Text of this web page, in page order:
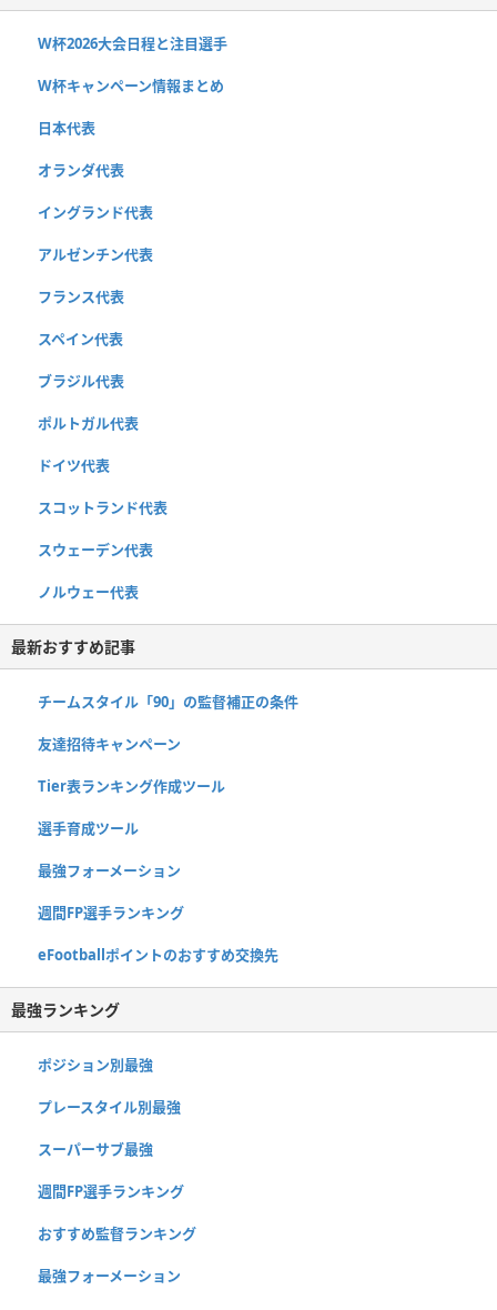
W杯2026大会日程と注目選手
W杯キャンペーン情報まとめ
日本代表
オランダ代表
イングランド代表
アルゼンチン代表
フランス代表
スペイン代表
ブラジル代表
ポルトガル代表
ドイツ代表
スコットランド代表
スウェーデン代表
ノルウェー代表
最新おすすめ記事
チームスタイル「90」の監督補正の条件
友達招待キャンペーン
Tier表ランキング作成ツール
選手育成ツール
最強フォーメーション
週間FP選手ランキング
eFootballポイントのおすすめ交換先
最強ランキング
ポジション別最強
プレースタイル別最強
スーパーサブ最強
週間FP選手ランキング
おすすめ監督ランキング
最強フォーメーション